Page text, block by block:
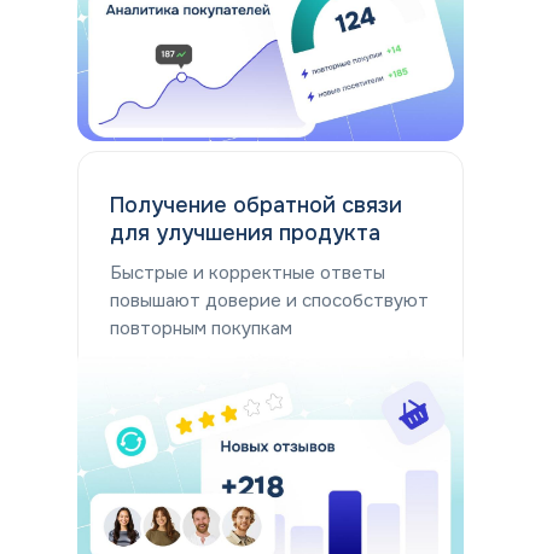
Быстрые и корректные ответы
повышают доверие и способствуют
повторным покупкам
Получение обратной связи
для улучшения продукта